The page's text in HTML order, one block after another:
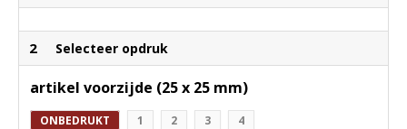
2 Selecteer opdruk
artikel voorzijde (25 x 25 mm)
ONBEDRUKT 1 2 3 4